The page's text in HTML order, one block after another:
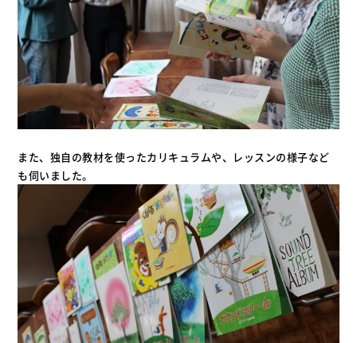
また、独自の教材を使ったカリキュラムや、レッスンの様子など
も伺いました。